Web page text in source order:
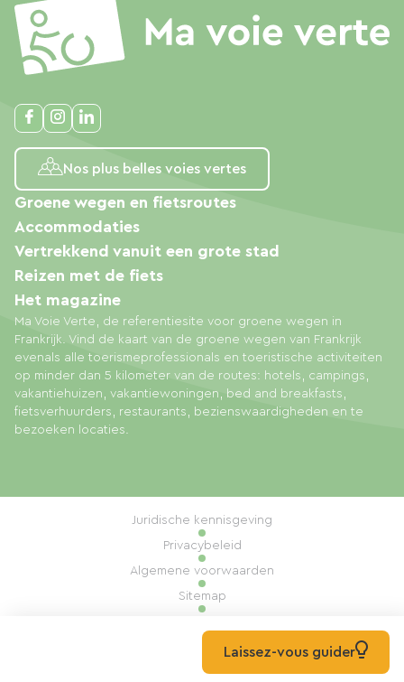
Nos plus belles voies vertes
Ma Voie Verte, de referentiesite voor groene wegen in
Frankrijk. Vind de kaart van de groene wegen van Frankrijk
evenals alle toerismeprofessionals en toeristische activiteiten
op minder dan 5 kilometer van de routes: hotels, campings,
vakantiehuizen, vakantiewoningen, bed and breakfasts,
fietsverhuurders, restaurants, bezienswaardigheden en te
bezoeken locaties.
Groene wegen en fietsroutes
Accommodaties
Vertrekkend vanuit een grote stad
Reizen met de fiets
Het magazine
© 2026 Ma Voie Verte Alle rechten voorbehouden
Juridische kennisgeving
Privacybeleid
Algemene voorwaarden
Sitemap
Realisatie: Mill, PrivasLaissez-vous guider